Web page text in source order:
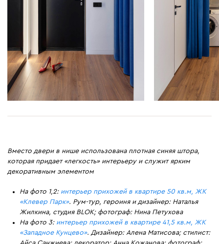
Вместо двери в нише использована плотная синяя штора,
которая придает «легкость» интерьеру и служит ярким
декоративным элементом
На фото 1,2: интерьер прихожей в квартире 50 кв.м, ЖК
«Клевер Парк». Рум-тур, героиня и дизайнер: Наталья
Жилкина, студия BLOK; фотограф: Нина Петухова
На фото 3: интерьер прихожей в квартире 41,5 кв.м, ЖК
«Западное Кунцево». Дизайнер: Алена Матисова; стилист: